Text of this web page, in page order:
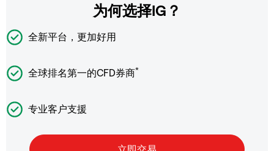
为何选择IG？
全新平台，更加好用
全球排名第一的CFD券商*
专业客户支援